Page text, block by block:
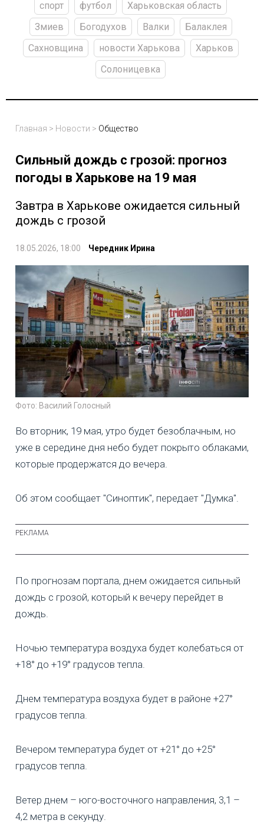
спорт футбол
Харьковская область
Змиев
Богодухов Валки
Балаклея
Сахновщина
новости Харькова
Харьков
Солоницевка
Главная > Новости > Общество
Сильный дождь с грозой: прогноз
погоды в Харькове на 19 мая
Завтра в Харькове ожидается сильный
дождь с грозой
18.05.2026, 18:00 Чередник Ирина
Фото: Василий Голосный
Во вторник, 19 мая, утро будет безоблачным, но
уже в середине дня небо будет покрыто облаками,
которые продержатся до вечера.
Об этом сообщает "Синоптик", передает "Думка".
По прогнозам портала, днем ожидается сильный
дождь с грозой, который к вечеру перейдет в
дождь.
Ночью температура воздуха будет колебаться от
+18° до +19° градусов тепла.
Днем температура воздуха будет в районе +27°
градусов тепла.
Вечером температура будет от +21° до +25°
градусов тепла.
Ветер днем – юго-восточного направления, 3,1 –
4,2 метра в секунду.